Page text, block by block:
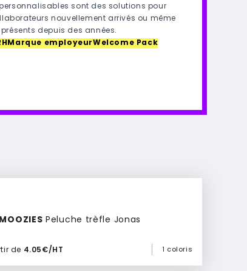
sont des solutions pour
nouvellement arrivés ou même
depuis des années.
Marque employeurWelcome Pack
Peluche trèfle Jonas
de 4.05€/HT 1 coloris
Ajouter à mon devis